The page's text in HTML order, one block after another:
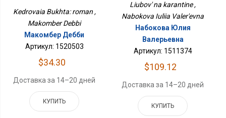
Kedrovaia Bukhta: roman ,
Makomber Debbi
Макомбер Дебби
Артикул: 1520503
$34.30
Доставка за 14–20 дней
КУПИТЬ
Liubov' na karantine ,
Nabokova Iuliia Valer'evna
Набокова Юлия
Валерьевна
Артикул: 1511374
$109.12
Доставка за 14–20 дней
КУПИТЬ